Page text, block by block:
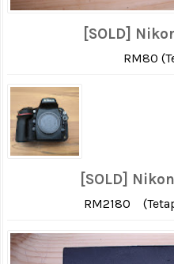
[SOLD]
RM80
[SOLD]
RM2180